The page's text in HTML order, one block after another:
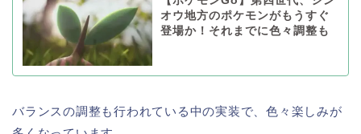
オウ地方のポケモンがもうすぐ
登場か！それまでに色々調整も
バランスの調整も行われている中の実装で、色々楽しみが